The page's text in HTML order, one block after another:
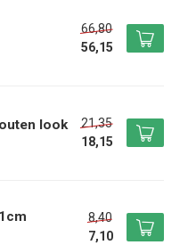
66,80
56,15
look
21,35
18,15
8,40
7,10